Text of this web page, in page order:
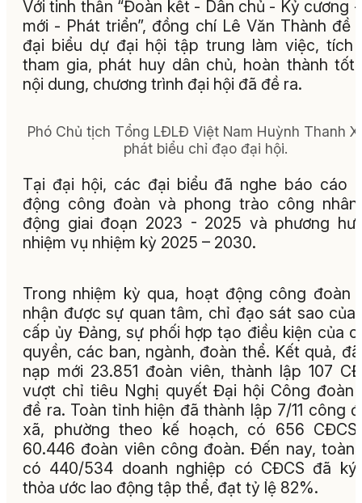
Với tinh thần “Đoàn kết - Dân chủ - Kỷ cương
mới - Phát triển”, đồng chí Lê Văn Thành đề
đại biểu dự đại hội tập trung làm việc, tích
tham gia, phát huy dân chủ, hoàn thành tốt
nội dung, chương trình đại hội đã đề ra.
Phó Chủ tịch Tổng LĐLĐ Việt Nam Huỳnh Thanh
phát biểu chỉ đạo đại hội.
Tại đại hội, các đại biểu đã nghe báo cáo
động công đoàn và phong trào công
động giai đoạn 2023 - 2025 và phương
nhiệm vụ nhiệm kỳ 2025 – 2030.
Trong nhiệm kỳ qua, hoạt động công đoàn
nhận được sự quan tâm, chỉ đạo sát sao của
cấp ủy Đảng, sự phối hợp tạo điều kiện của
quyền, các ban, ngành, đoàn thể. Kết quả,
nạp mới 23.851 đoàn viên, thành lập 107
vượt chỉ tiêu Nghị quyết Đại hội Công đoàn
đề ra. Toàn tỉnh hiện đã thành lập 7/11 công
xã, phường theo kế hoạch, có 656
60.446 đoàn viên công đoàn. Đến nay, toàn
có 440/534 doanh nghiệp có CĐCS đã
thỏa ước lao động tập thể, đạt tỷ lệ 82%.